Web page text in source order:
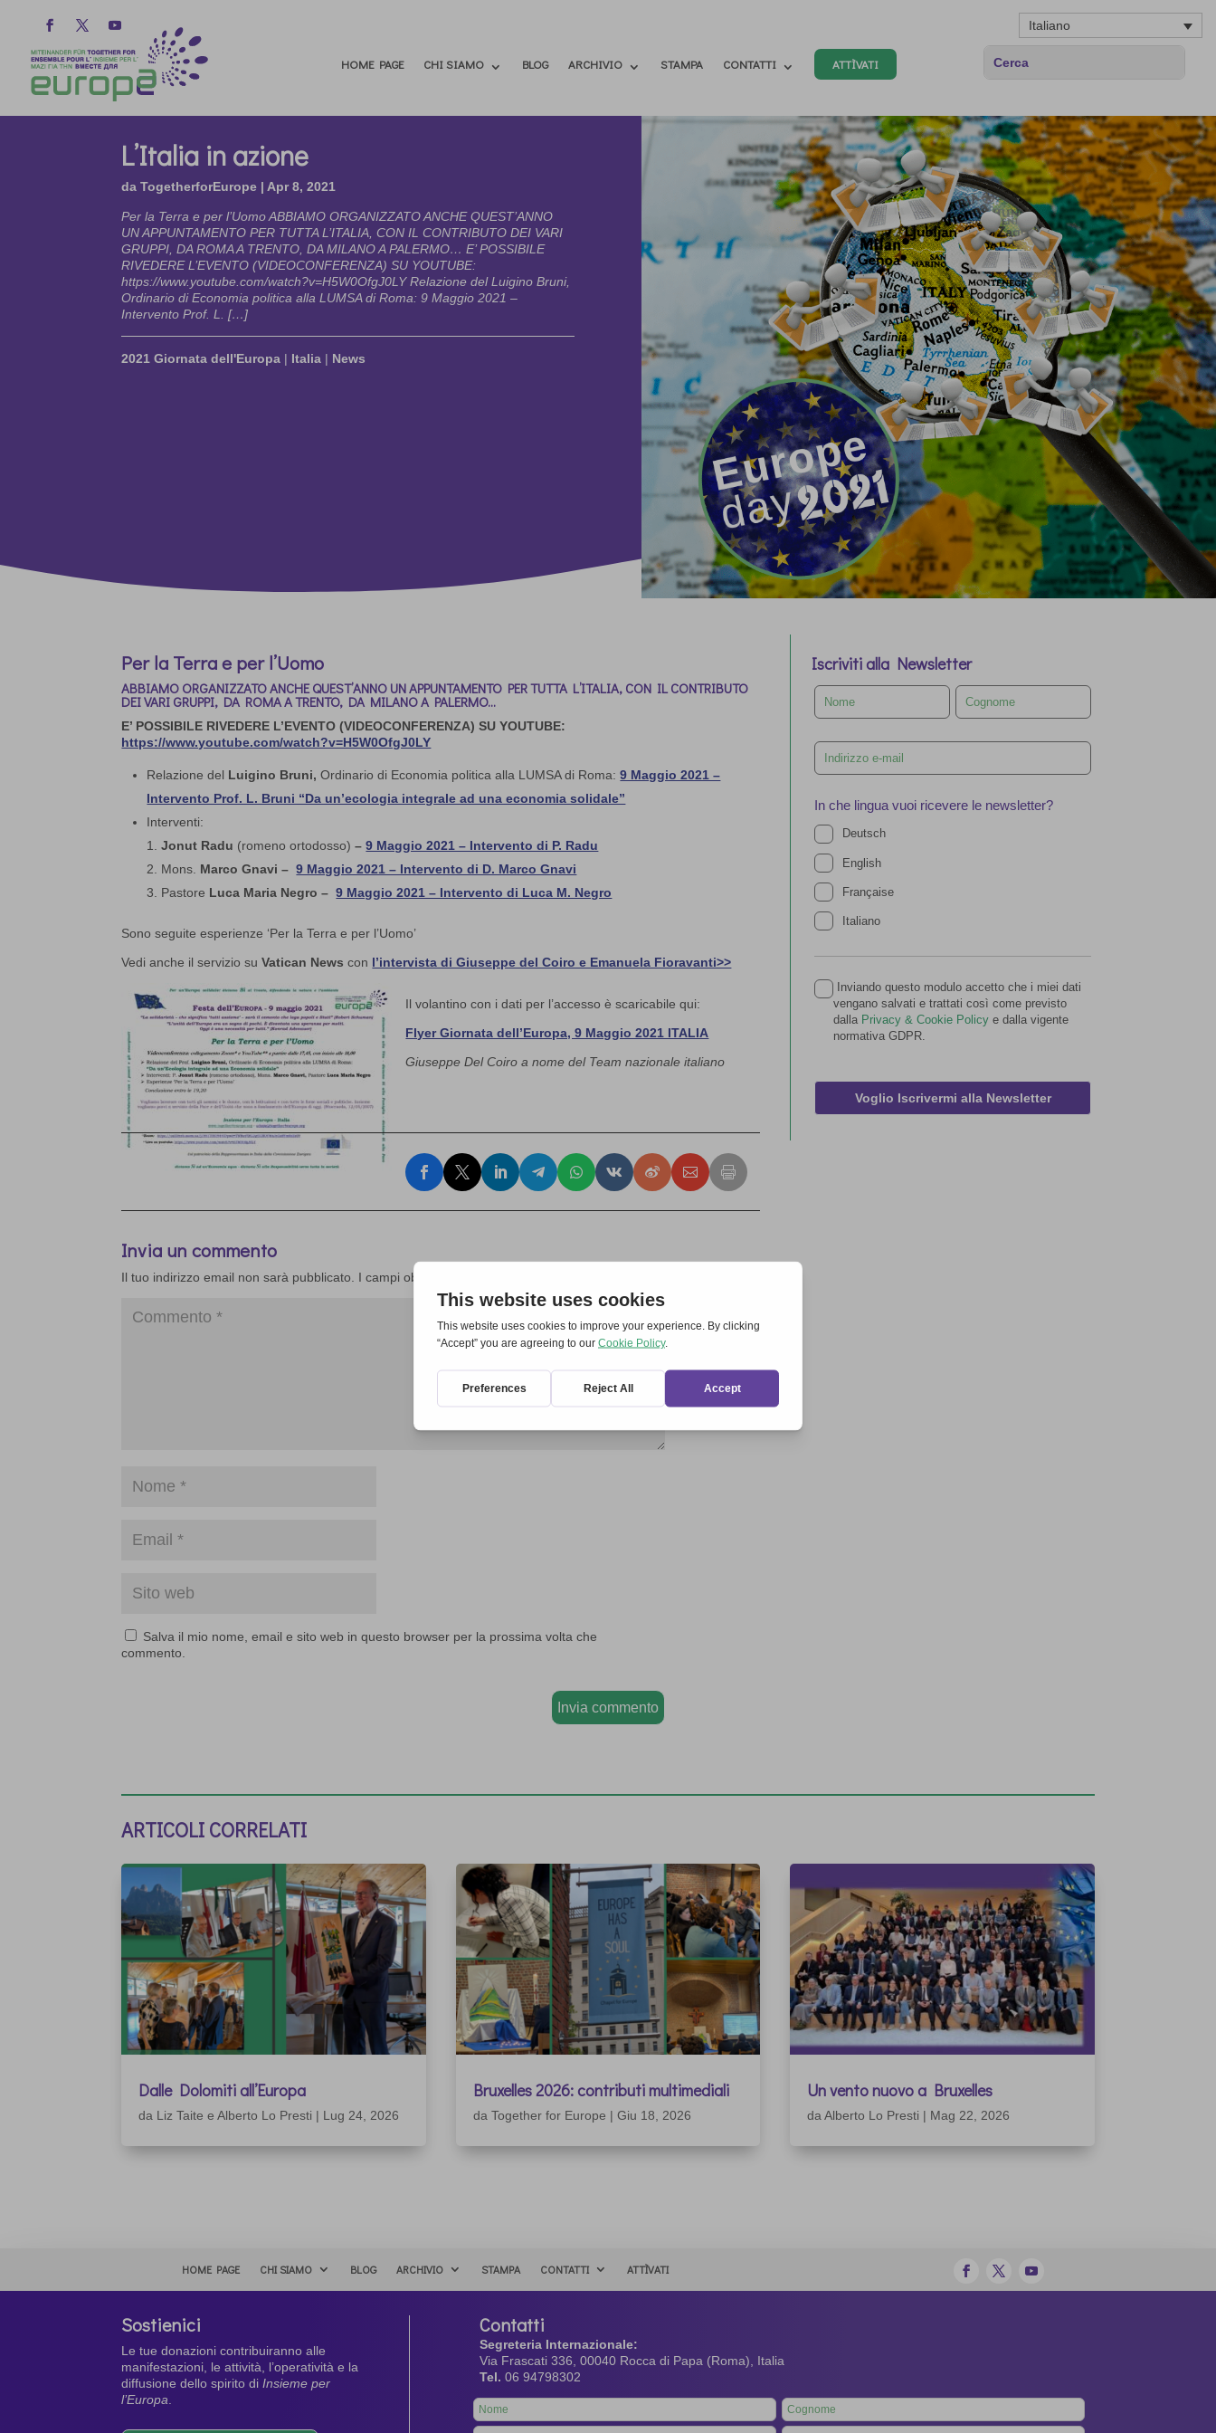
Italiano
HOME PAGE CHI SIAMO BLOG ARCHIVIO STAMPA CONTATTI ATTÌVATI
L’Italia in azione
daTogetherforEurope | Apr 8, 2021
Per la Terra e per l’Uomo ABBIAMO ORGANIZZATO ANCHE QUEST’ANNO
UN APPUNTAMENTO PER TUTTA L’ITALIA, CON IL CONTRIBUTO DEI VARI
GRUPPI, DA ROMA A TRENTO, DA MILANO A PALERMO… E’ POSSIBILE
RIVEDERE L’EVENTO (VIDEOCONFERENZA) SU YOUTUBE:
https://www.youtube.com/watch?v=H5W0OfgJ0LY Relazione del Luigino Bruni,
Ordinario di Economia politica alla LUMSA di Roma: 9 Maggio 2021 –
Intervento Prof. L. […]
2021 Giornata dell'Europa | Italia | News
Per la Terra e per l’Uomo
ABBIAMO ORGANIZZATO ANCHE QUEST’ANNO UN APPUNTAMENTO PER TUTTA L’ITALIA, CON IL CONTRIBUTO
DEI VARI GRUPPI, DA ROMA A TRENTO, DA MILANO A PALERMO…
E’ POSSIBILE RIVEDERE L’EVENTO (VIDEOCONFERENZA) SU YOUTUBE:
https://www.youtube.com/watch?v=H5W0OfgJ0LY
Relazione del Luigino Bruni,Ordinario di Economia politica alla LUMSA di Roma:9 Maggio 2021 –
Intervento Prof. L. Bruni “Da un’ecologia integrale ad una economia solidale”
Interventi:
Jonut Radu (romeno ortodosso)–9 Maggio 2021 – Intervento di P. Radu
Mons. Marco Gnavi –9 Maggio 2021 – Intervento di D. Marco Gnavi
Pastore Luca Maria Negro –9 Maggio 2021 – Intervento di Luca M. Negro
Sono seguite esperienze ‘Per la Terra e per l’Uomo’
Vedi anche il servizio suVatican News con l’intervista di Giuseppe del Coiro e Emanuela Fioravanti>>
Il volantino con i dati per l’accesso è scaricabile qui:
Flyer Giornata dell’Europa, 9 Maggio 2021 ITALIA
Giuseppe Del Coiro a nome del Team nazionale italiano
Invia un commento
Il tuo indirizzo email non sarà pubblicato. I campi obbligatori sono contrassegnati
Salva il mio nome, email e sito web in questo browser per la prossima volta che
commento.
Invia commento
Iscriviti alla Newsletter
Leave
this
field
In che lingua vuoi ricevere le newsletter?
Deutsch
English
Française
Italiano
Inviando questo modulo accetto che i miei dati
vengano salvati e trattati così come previsto
dalla Privacy & Cookie Policy e dalla vigente
normativa GDPR.
Voglio Iscrivermi alla Newsletter
ARTICOLI CORRELATI
Dalle Dolomiti all’Europa
da Liz Taite e Alberto Lo Presti | Lug 24, 2026
Bruxelles 2026: contributi multimediali
da Together for Europe | Giu 18, 2026
Un vento nuovo a Bruxelles
da Alberto Lo Presti | Mag 22, 2026
HOME PAGE CHI SIAMO BLOG ARCHIVIO STAMPA CONTATTI ATTÌVATI
Sostienici
Le tue donazioni contribuiranno alle
manifestazioni, le attività, l’operatività e la
diffusione dello spirito diInsieme per
l’Europa
Contatti
Segreteria Internazionale:
Via Frascati 336, 00040 Rocca di Papa (Roma), Italia
Tel. 06 94798302
Leave
this